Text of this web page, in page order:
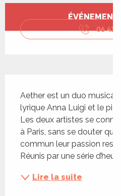
Ouverture etÉVÉNEMENT
06 43
Aether est un duo musical
lyrique Anna Luigi et le
Les deux artistes se
à Paris, sans se douter
commun leur passion
Réunis par une série
Lire la suite